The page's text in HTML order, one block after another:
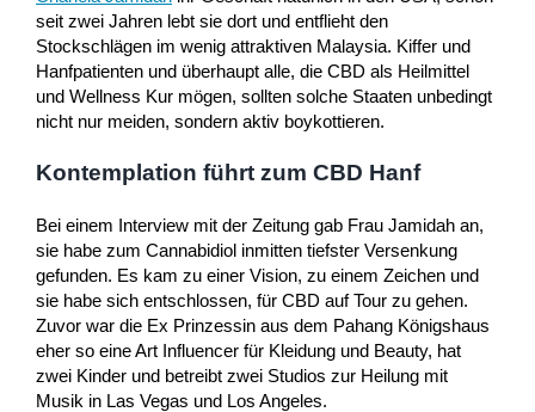
seit zwei Jahren lebt sie dort und entflieht den
Stockschlägen im wenig attraktiven Malaysia. Kiffer und
Hanfpatienten und überhaupt alle, die CBD als Heilmittel
und Wellness Kur mögen, sollten solche Staaten unbedingt
nicht nur meiden, sondern aktiv boykottieren.
Kontemplation führt zum CBD Hanf
Bei einem Interview mit der Zeitung gab Frau Jamidah an,
sie habe zum Cannabidiol inmitten tiefster Versenkung
gefunden. Es kam zu einer Vision, zu einem Zeichen und
sie habe sich entschlossen, für CBD auf Tour zu gehen.
Zuvor war die Ex Prinzessin aus dem Pahang Königshaus
eher so eine Art Influencer für Kleidung und Beauty, hat
zwei Kinder und betreibt zwei Studios zur Heilung mit
Musik in Las Vegas und Los Angeles.